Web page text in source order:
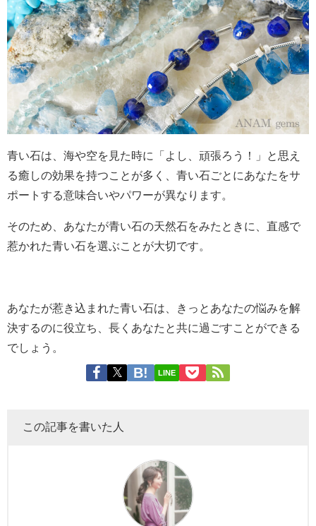
青い石は、海や空を見た時に「よし、頑張ろう！」と思え
る癒しの効果を持つことが多く、青い石ごとにあなたをサ
ポートする意味合いやパワーが異なります。
そのため、あなたが青い石の天然石をみたときに、直感で
惹かれた青い石を選ぶことが大切です。
あなたが惹き込まれた青い石は、きっとあなたの悩みを解
決するのに役立ち、長くあなたと共に過ごすことができる
でしょう。
LINE
この記事を書いた人